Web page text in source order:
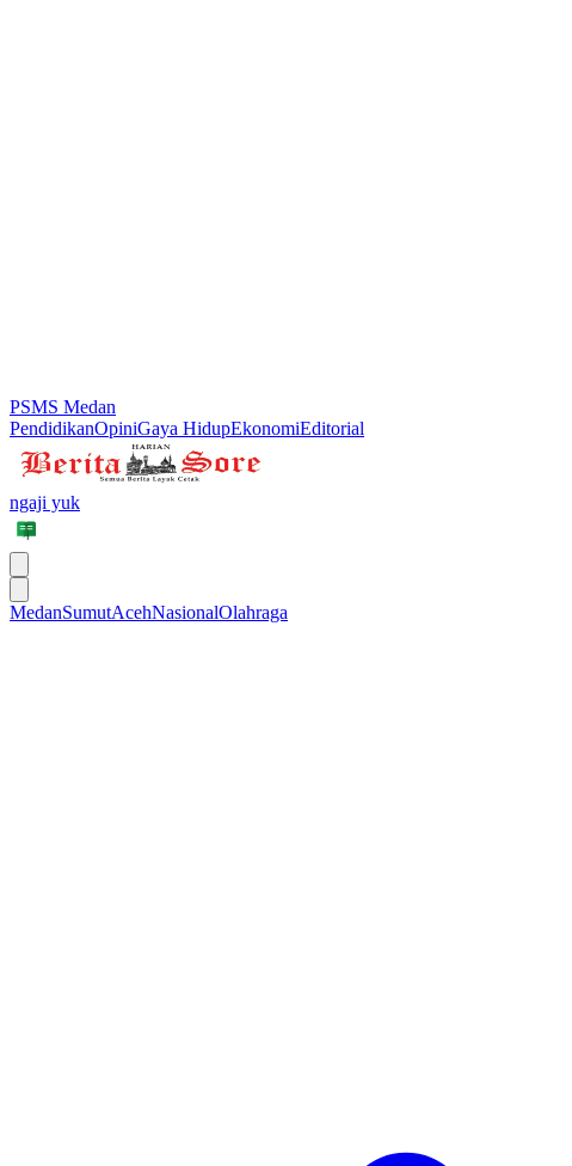
PSMS Medan
PendidikanOpiniGaya HidupEkonomiEditorial
ngaji yuk
MedanSumutAcehNasionalOlahraga